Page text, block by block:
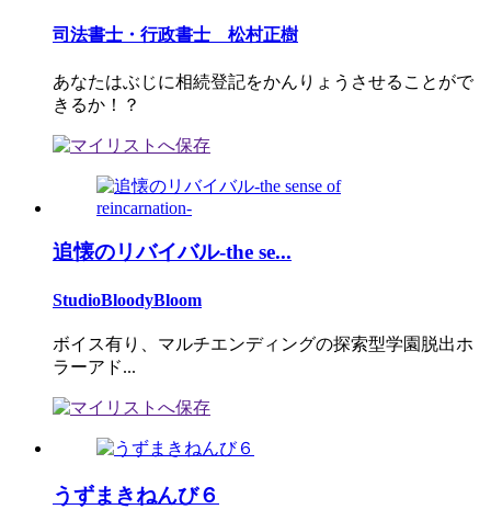
司法書士・行政書士 松村正樹
あなたはぶじに相続登記をかんりょうさせることがで
きるか！？
追懐のリバイバル-the se...
StudioBloodyBloom
ボイス有り、マルチエンディングの探索型学園脱出ホ
ラーアド...
うずまきねんび６